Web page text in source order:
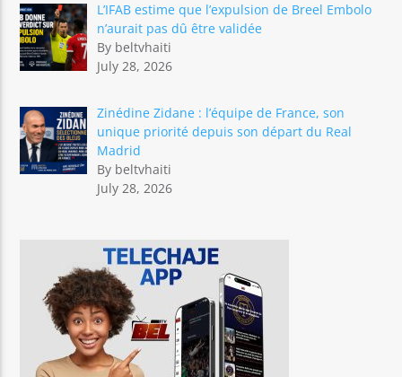
L’IFAB estime que l’expulsion de Breel Embolo
n’aurait pas dû être validée
By beltvhaiti
July 28, 2026
Zinédine Zidane : l’équipe de France, son
unique priorité depuis son départ du Real
Madrid
By beltvhaiti
July 28, 2026